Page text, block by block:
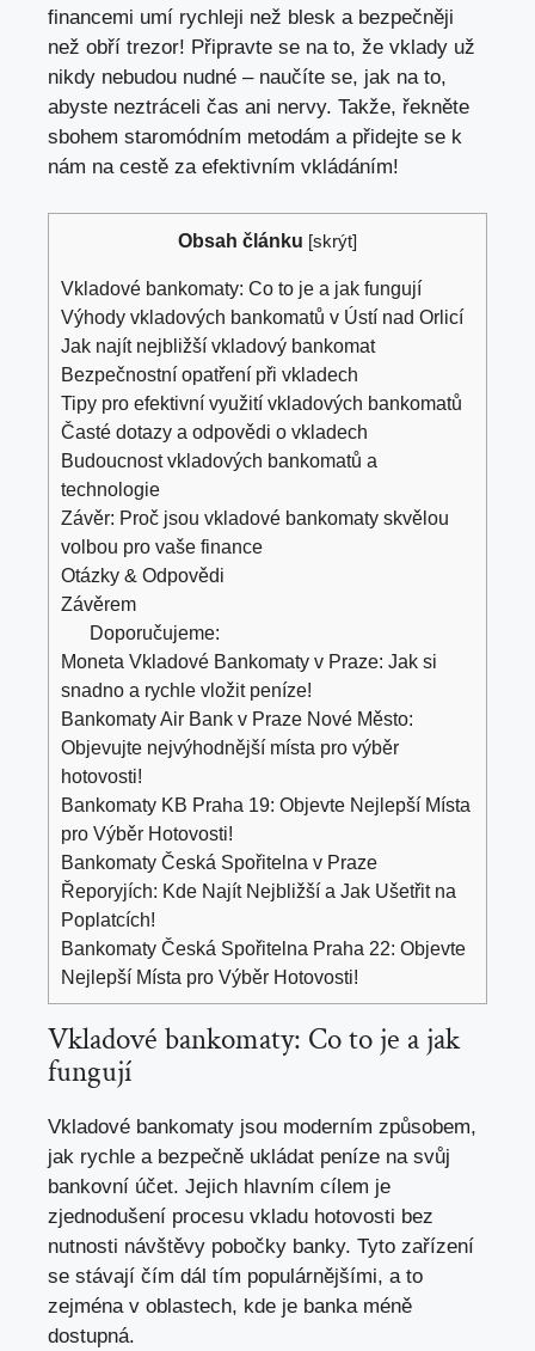
financemi umí rychleji než blesk a bezpečněji
než obří trezor! Připravte se na to, že vklady už
nikdy nebudou nudné – naučíte se, jak na to,
abyste neztráceli čas ani nervy. Takže, řekněte
sbohem staromódním metodám a přidejte se k
nám na cestě za efektivním vkládáním!
Obsah článku [skrýt]
Vkladové bankomaty: Co to je a jak fungují
Výhody vkladových bankomatů v Ústí nad Orlicí
Jak najít nejbližší vkladový bankomat
Bezpečnostní opatření při vkladech
Tipy pro efektivní využití vkladových bankomatů
Časté dotazy a odpovědi o vkladech
Budoucnost vkladových bankomatů a
technologie
Závěr: Proč jsou vkladové bankomaty skvělou
volbou pro vaše finance
Otázky & Odpovědi
Závěrem
Doporučujeme:
Moneta Vkladové Bankomaty v Praze: Jak si
snadno a rychle vložit peníze!
Bankomaty Air Bank v Praze Nové Město:
Objevujte nejvýhodnější místa pro výběr
hotovosti!
Bankomaty KB Praha 19: Objevte Nejlepší Místa
pro Výběr Hotovosti!
Bankomaty Česká Spořitelna v Praze
Řeporyjích: Kde Najít Nejbližší a Jak Ušetřit na
Poplatcích!
Bankomaty Česká Spořitelna Praha 22: Objevte
Nejlepší Místa pro Výběr Hotovosti!
Vkladové bankomaty: Co to je a jak
fungují
Vkladové bankomaty jsou moderním způsobem,
jak rychle a bezpečně ukládat peníze na svůj
bankovní účet. Jejich hlavním cílem je
zjednodušení procesu vkladu hotovosti bez
nutnosti návštěvy pobočky banky. Tyto zařízení
se stávají čím dál tím populárnějšími, a to
zejména v oblastech, kde je banka méně
dostupná.